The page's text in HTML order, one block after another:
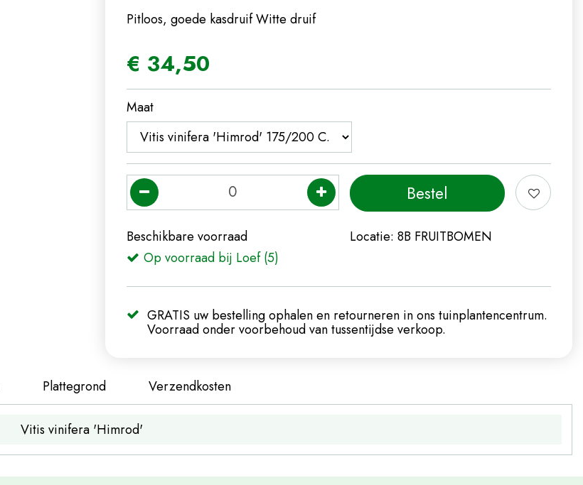
Pitloos, goede kasdruifWitte druif
€ 34,50
Maat
Beschikbare voorraad
Op voorraad bij Loef (5)
Locatie: 8B FRUITBOMEN
GRATIS uw bestelling ophalen en retourneren in ons tuinplantencentrum.
Voorraad onder voorbehoud van tussentijdse verkoop.
Plattegrond Verzendkosten
Vitis vinifera 'Himrod'